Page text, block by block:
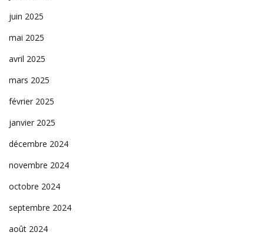
juin 2025
mai 2025
avril 2025
mars 2025
février 2025
janvier 2025
décembre 2024
novembre 2024
octobre 2024
septembre 2024
août 2024